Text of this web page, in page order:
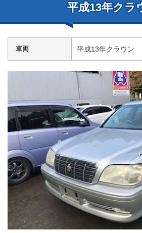
平成13年クラ
車両 平成13年クラウン